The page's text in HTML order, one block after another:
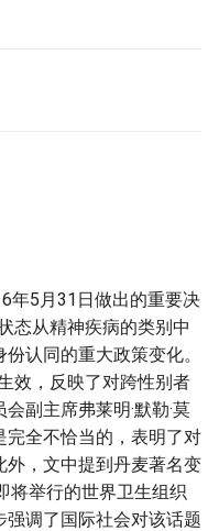
年5月31日做出的重要决
态从精神疾病的类别中
认同的重大政策变化。
效，反映了对跨性别者
副主席弗莱明·默勒·莫
完全不恰当的，表明了对
外，文中提到丹麦著名变
将举行的世界卫生组织
调了国际社会对该话题